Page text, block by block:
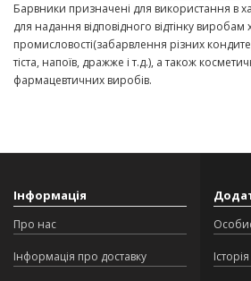
Барвники призначені для використання в
для надання відповідного відтінку виробам
промисловості(забарвлення різних
тіста, напоїв, дражже і т.д.), а також
фармацевтичних виробів.
Інформація
Про нас
Інформація про доставку